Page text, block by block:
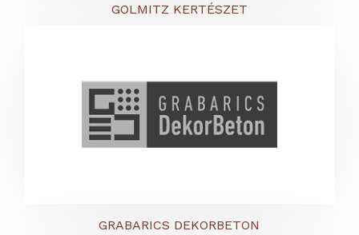
GOLMITZ KERTÉSZET
GRABARICS DEKORBETON